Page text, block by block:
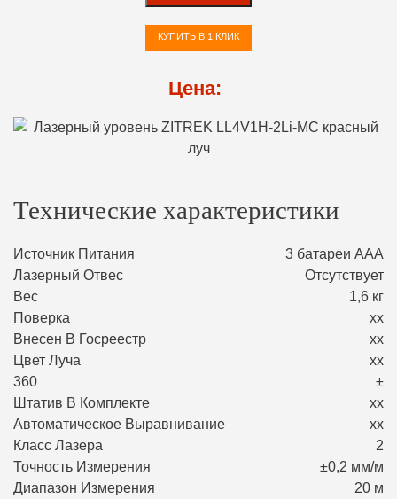
КУПИТЬ В 1 КЛИК
Цена:
Технические характеристики
Источник Питания
3 батареи ААA
Лазерный Отвес
Отсутствует
Вес
1,6 кг
Поверка
хх
Внесен В Госреестр
хх
Цвет Луча
хх
360
±
Штатив В Комплекте
хх
Автоматическое Выравнивание
хх
Класс Лазера
2
Точность Измерения
±0,2 мм/м
Диапазон Измерения
20 м